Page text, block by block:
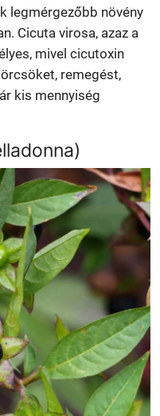
legmérgezőbb növény
Cicuta virosa, azaz a
mivel cicutoxin
remegést,
kis mennyiség